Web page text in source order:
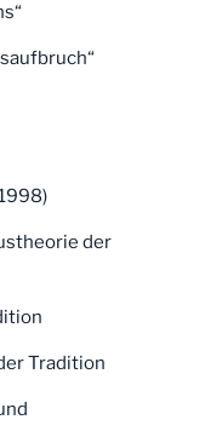
der
Tradition